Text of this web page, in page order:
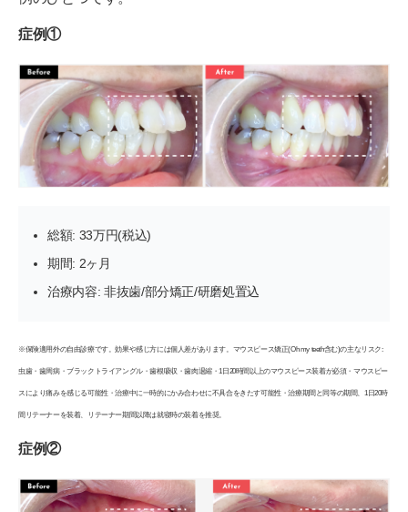
症例①
総額: 33万円(税込)
期間: 2ヶ月
治療内容: 非抜歯/部分矯正/研磨処置込
※保険適用外の自由診療です。効果や感じ方には個人差があります。マウスピース矯正(Oh my teeth含む)の主なリスク:
虫歯・歯周病・ブラックトライアングル・歯根吸収・歯肉退縮・1日20時間以上のマウスピース装着が必須・マウスピー
スにより痛みを感じる可能性・治療中に一時的にかみ合わせに不具合をきたす可能性・治療期間と同等の期間、1日20時
間リテーナーを装着、リテーナー期間以降は就寝時の装着を推奨。
症例②